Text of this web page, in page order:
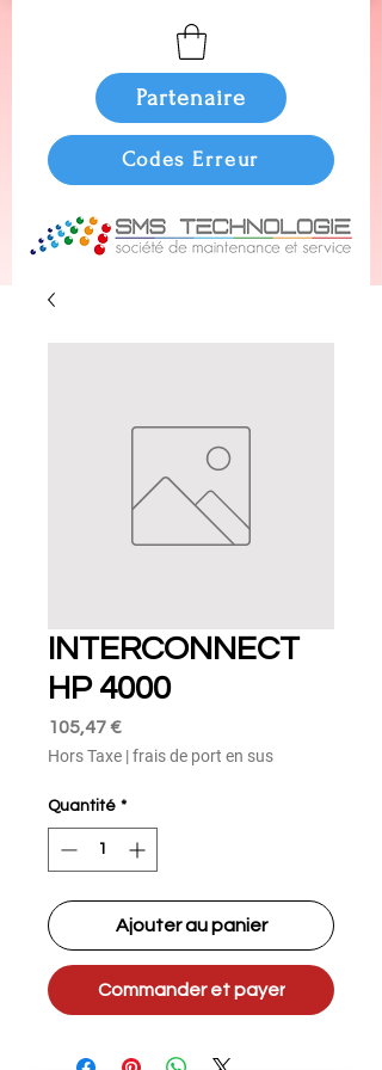
Partenaire
Codes Erreur
INTERCONNECT
HP 4000
105,47 €Prix
Hors Taxe |frais de port en sus
Quantité *
Ajouter au panier
Commander et payer